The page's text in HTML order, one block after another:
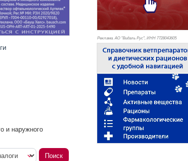
и наружного
Реклама. АО "Видаль Рус", ИНН 7728043605